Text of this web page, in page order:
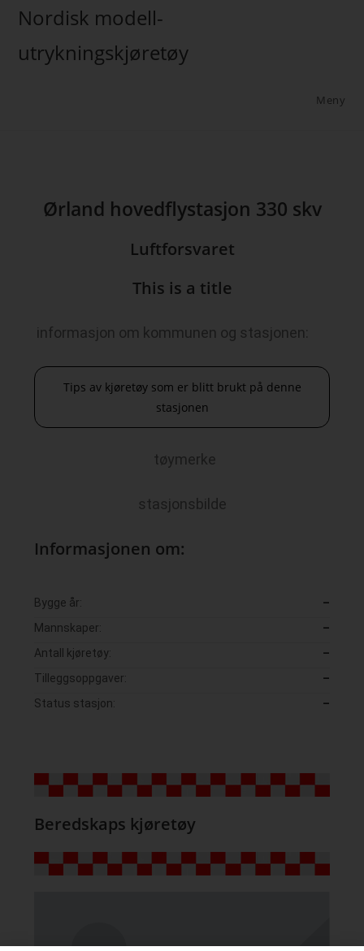
Nordisk modell-
utrykningskjøretøy
Meny
Ørland hovedflystasjon 330 skv
Luftforsvaret
This is a title
informasjon om kommunen og stasjonen:
Tips av kjøretøy som er blitt brukt på denne
stasjonen
tøymerke
stasjonsbilde
Informasjonen om:
Bygge år:
–
Mannskaper:
–
Antall kjøretøy:
–
Tilleggsoppgaver:
–
Status stasjon:
–
Beredskaps kjøretøy